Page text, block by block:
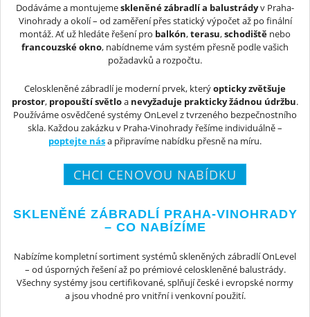
Dodáváme a montujemeskleněné zábradlí a balustrádyv Praha-
Vinohrady a okolí – od zaměření přes statický výpočet až po finální
montáž. Ať už hledáte řešení pro balkón,terasu,schodiště nebo
francouzské okno, nabídneme vám systém přesně podle vašich
požadavků a rozpočtu.
Celoskleněné zábradlí je moderní prvek, kterýopticky zvětšuje
prostor, propouští světloa nevyžaduje prakticky žádnou údržbu.
Používáme osvědčené systémy OnLevel z tvrzeného bezpečnostního
skla. Každou zakázku v Praha-Vinohrady řešíme individuálně –
poptejte nása připravíme nabídku přesně na míru.
CHCI CENOVOU NABÍDKU
SKLENĚNÉ ZÁBRADLÍ PRAHA-VINOHRADY
– CO NABÍZÍME
Nabízíme kompletní sortiment systémů skleněných zábradlí OnLevel
– od úsporných řešení až po prémiové celoskleněné balustrády.
Všechny systémy jsou certifikované, splňují české i evropské normy
a jsou vhodné pro vnitřní i venkovní použití.